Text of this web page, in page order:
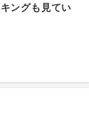
ングも見てい